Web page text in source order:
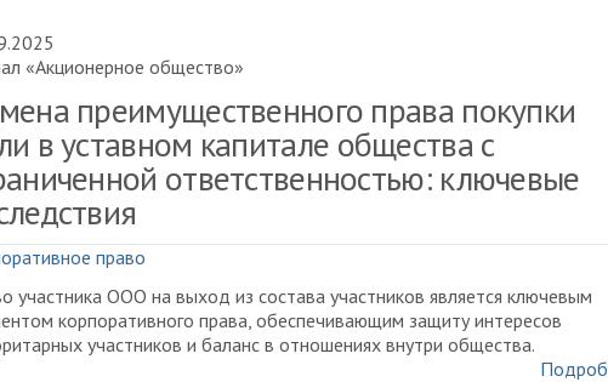
«Акционерное общество»
преимущественного права покупки
в уставном капитале общества с
ответственностью: ключевые
право
участника ООО на выход из состава участников является ключевым
корпоративного права, обеспечивающим защиту интересов
участников и баланс в отношениях внутри общества.